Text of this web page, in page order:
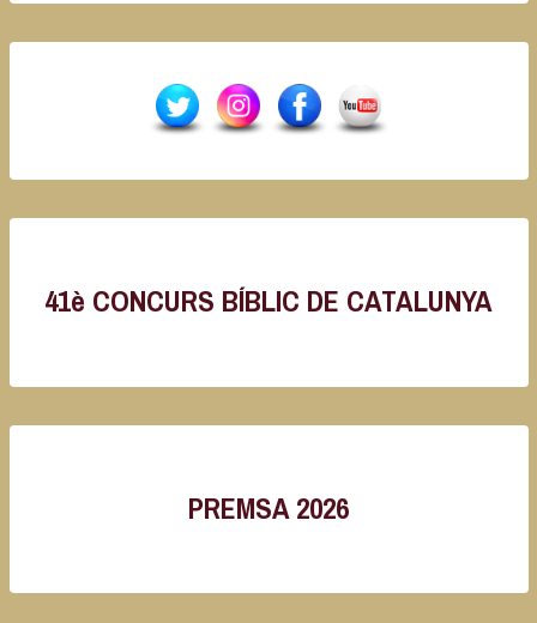
41è CONCURS BÍBLIC DE CATALUNYA
PREMSA 2026